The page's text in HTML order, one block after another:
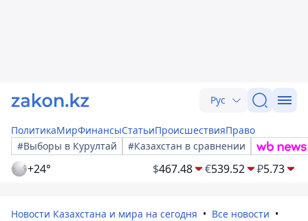
Рус
ПолитикаМирФинансыСтатьиПроисшествияПраво
#Выборы в Курултай
#Казахстан в сравнении
+24° $467.48 €539.52 ₽5.73
Новости Казахстана и мира на сегодня
Все новости